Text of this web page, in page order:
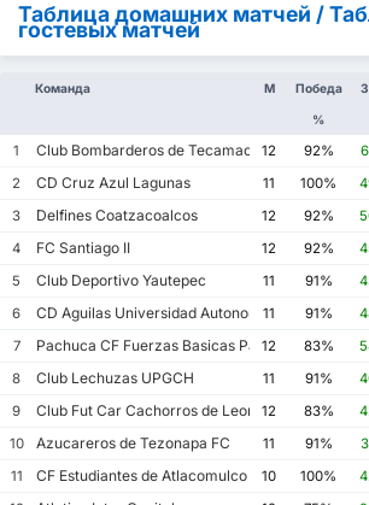
Таблица домашних матчей /
гостевых матчей
Команда М Победа
%
1 Club Bombarderos de Tecamac 12 92%
2
CD Cruz Azul Lagunas 11 100%
3
Delfines Coatzacoalcos 12 92%
4
FC Santiago II 12 92%
5
Club Deportivo Yautepec 11 91%
6
CD Aguilas Universidad Autonoma de Guerrero
11 91%
7
Pachuca CF Fuerzas Basicas Pachuca CF III
12 83%
8
Club Lechuzas UPGCH 11 91%
9
Club Fut Car Cachorros de Leon 12 83%
10
Azucareros de Tezonapa FC 11 91%
11
CF Estudiantes de Atlacomulco 10 100%